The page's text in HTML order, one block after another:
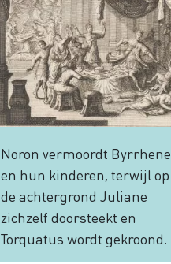
Noron vermoordt Byrrhene
en hun kinderen, terwijl op
de achtergrond Juliane
zichzelf doorsteekt en
Torquatus wordt gekroond.